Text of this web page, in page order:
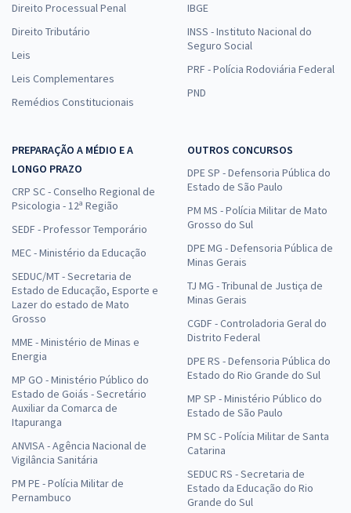
Direito Processual Penal
Direito Tributário
Leis
Leis Complementares
Remédios Constitucionais
IBGE
INSS - Instituto Nacional do
Seguro Social
PRF - Polícia Rodoviária Federal
PND
PREPARAÇÃO A MÉDIO E A
LONGO PRAZO
CRP SC - Conselho Regional de
Psicologia - 12ª Região
SEDF - Professor Temporário
MEC - Ministério da Educação
SEDUC/MT - Secretaria de
Estado de Educação, Esporte e
Lazer do estado de Mato
Grosso
MME - Ministério de Minas e
Energia
MP GO - Ministério Público do
Estado de Goiás - Secretário
Auxiliar da Comarca de
Itapuranga
ANVISA - Agência Nacional de
Vigilância Sanitária
PM PE - Polícia Militar de
Pernambuco
OUTROS CONCURSOS
DPE SP - Defensoria Pública do
Estado de São Paulo
PM MS - Polícia Militar de Mato
Grosso do Sul
DPE MG - Defensoria Pública de
Minas Gerais
TJ MG - Tribunal de Justiça de
Minas Gerais
CGDF - Controladoria Geral do
Distrito Federal
DPE RS - Defensoria Pública do
Estado do Rio Grande do Sul
MP SP - Ministério Público do
Estado de São Paulo
PM SC - Polícia Militar de Santa
Catarina
SEDUC RS - Secretaria de
Estado da Educação do Rio
Grande do Sul